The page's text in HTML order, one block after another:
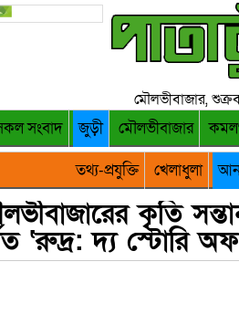
মৌলভীবাজার,
সংবাদ জুড়ী মৌলভীবাজার
তথ্য-প্রযুক্তি
খেলাধুলা
কৃতি
‘রুদ্র: দ্য স্টোরি অফ